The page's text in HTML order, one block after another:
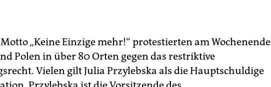
„Keine Einzige mehr!“ protestierten am Wochenende
Polen in über 80 Orten gegen das restriktive
Vielen gilt Julia Przylebska als die Hauptschuldige